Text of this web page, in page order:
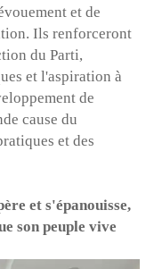
et de
Ils renforceront
du Parti,
et l'aspiration à
de
cause du
et des
et s'épanouisse,
son peuple vive